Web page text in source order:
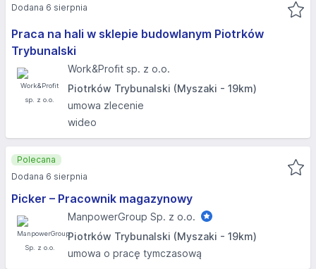
Praca na hali w sklepie budowlanym Piotrków
Trybunalski
Work&Profit sp. z o.o.
Piotrków Trybunalski (Myszaki - 19km)
umowa zlecenie
wideo
Dodana 6 sierpnia
Picker – Pracownik magazynowy
ManpowerGroup Sp. z o.o.
Piotrków Trybunalski (Myszaki - 19km)
umowa o pracę tymczasową
Polecana
Dodana 6 sierpnia